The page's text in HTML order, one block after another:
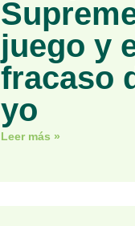
juego y
fracaso
yo
Leer más »